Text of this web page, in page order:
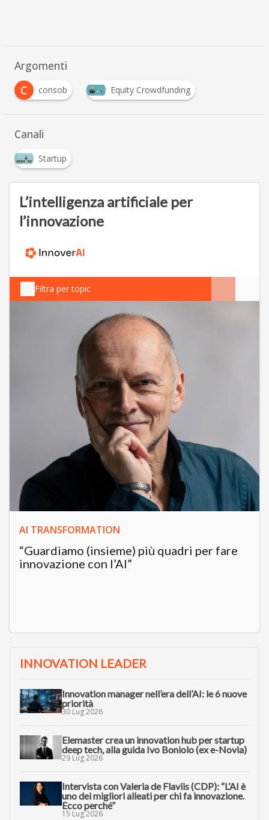
Argomenti
C
consob Equity Crowdfunding
Canali
Startup
L’intelligenza artificiale per
l’innovazione
Filtra per topic
AI TRANSFORMATION
“Guardiamo (insieme) più quadri per fare
innovazione con l’AI”
INNOVATION LEADER
Innovation manager nell’era dell’AI: le 6 nuove
priorità
30 Lug 2026
Elemaster crea un innovation hub per startup
deep tech, alla guida Ivo Boniolo (ex e-Novia)
29 Lug 2026
Intervista con Valeria de Flaviis (CDP): “L’AI è
uno dei migliori alleati per chi fa innovazione.
Ecco perché”
15 Lug 2026